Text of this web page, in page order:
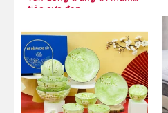
tiệc cực đẹp